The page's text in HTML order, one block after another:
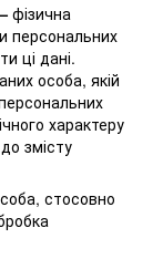
фізична
персональних
ці дані.
особа, якій
характеру
змісту
стосовно